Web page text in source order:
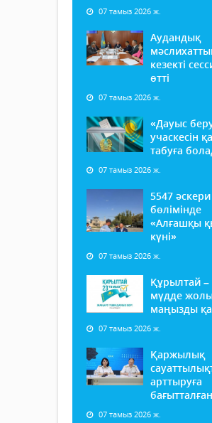
07 тамыз 2026 ж.
Аудандық
кезекті
өтті
07 тамыз 2026 ж.
«Дауыс
учаскесін
табуға
07 тамыз 2026 ж.
5547 әскери
бөлімінде
«Алғашқы
күні»
07 тамыз 2026 ж.
Құрылтай –
мүдде
маңызды
07 тамыз 2026 ж.
Қаржылық
арттыруға
бағытталған
07 тамыз 2026 ж.